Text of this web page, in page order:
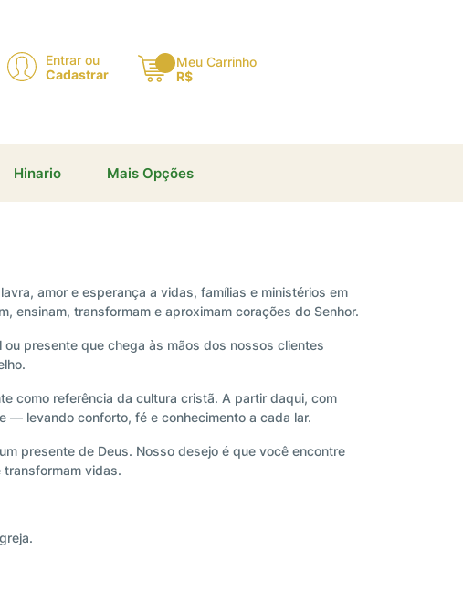
Entrar ou
Cadastrar
Meu Carrinho
R$
Hinario Mais Opções
amor e esperança a vidas, famílias e ministérios em
ensinam, transformam e aproximam corações do Senhor.
presente que chega às mãos dos nossos clientes
como referência da cultura cristã. A partir daqui, com
— levando conforto, fé e conhecimento a cada lar.
presente de Deus. Nosso desejo é que você encontre
vidas.